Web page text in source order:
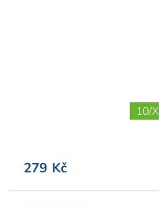
279 Kč
10/